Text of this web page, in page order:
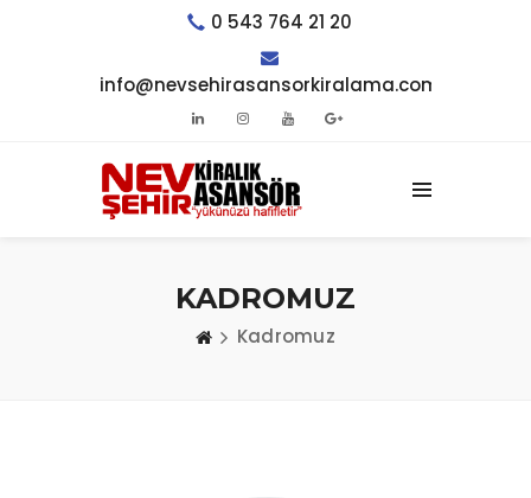
0 543 764 21 20
info@nevsehirasansorkiralama.com
KADROMUZ
Kadromuz